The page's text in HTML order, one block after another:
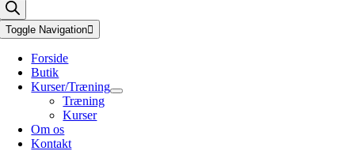
Toggle Navigation
Forside
Butik
Kurser/Træning
Træning
Kurser
Om os
Kontakt